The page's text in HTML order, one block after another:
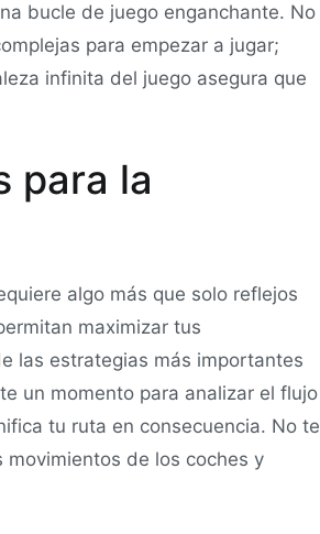
bucle de juego enganchante. No
para empezar a jugar;
infinita del juego asegura que
para la
algo más que solo reflejos
maximizar tus
las estrategias más importantes
un momento para analizar el flujo
tu ruta en consecuencia. No te
de los coches y